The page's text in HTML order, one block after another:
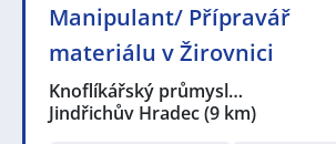
Manipulant/ Přípravář
materiálu v Žirovnici
Knoflíkářský průmysl…
Jindřichův Hradec(9 km)